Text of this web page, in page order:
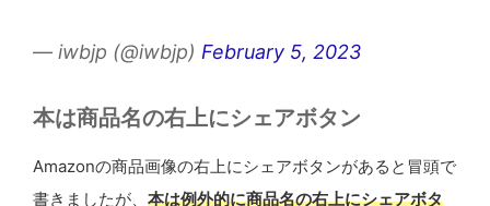
— iwbjp (@iwbjp) February 5, 2023
本は商品名の右上にシェアボタン
Amazonの商品画像の右上にシェアボタンがあると冒頭で
書きましたが、 本は例外的に商品名の右上にシェアボタ